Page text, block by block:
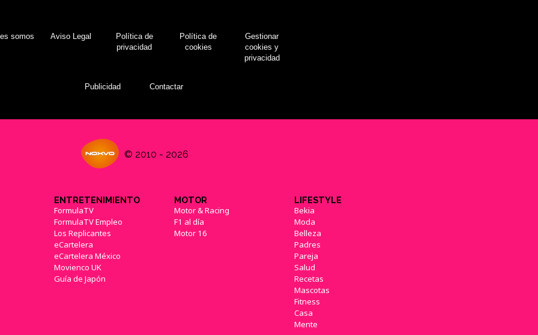
somos Aviso Legal
Política de
privacidad
Política de
cookies
Gestionar
cookies y
privacidad
Publicidad Contactar
© 2010 - 2026
ENTRETENIMIENTO
FormulaTV
FormulaTV Empleo
Los Replicantes
eCartelera
eCartelera México
Movienco UK
Guía de Japón
MOTOR
Motor & Racing
F1 al día
Motor 16
LIFESTYLE
Bekia
Moda
Belleza
Padres
Pareja
Salud
Recetas
Mascotas
Fitness
Casa
Mente